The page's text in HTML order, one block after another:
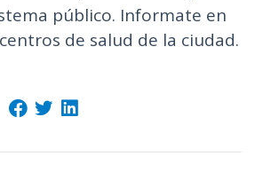
o
p
n
c
público. Informate en
de salud de la ciudad.